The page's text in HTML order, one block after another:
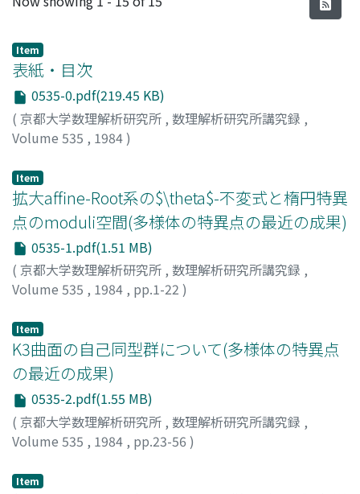
Item
表紙・目次
0535-0.pdf(219.45 KB)
( 京都大学数理解析研究所 , 数理解析研究所講究録 ,
Volume 535 , 1984)
Item
拡大affine-Root系の$\theta$-不変式と楕円特異
点のmoduli空間(多様体の特異点の最近の成果)
0535-1.pdf(1.51 MB)
( 京都大学数理解析研究所 , 数理解析研究所講究録 ,
Volume 535 , 1984 , pp.1-22 )
Item
K3曲面の自己同型群について(多様体の特異点
の最近の成果)
0535-2.pdf(1.55 MB)
( 京都大学数理解析研究所 , 数理解析研究所講究録 ,
Volume 535 , 1984 , pp.23-56 )
Item